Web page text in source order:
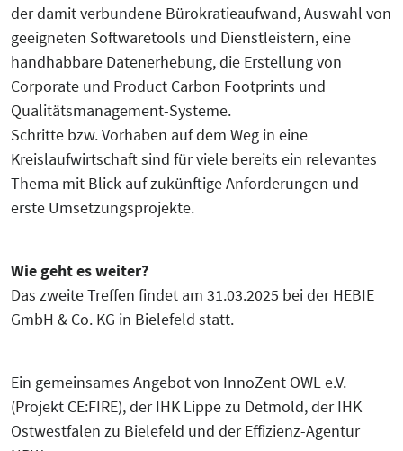
der damit verbundene Bürokratieaufwand, Auswahl von
geeigneten Softwaretools und Dienstleistern, eine
handhabbare Datenerhebung, die Erstellung von
Corporate und Product Carbon Footprints und
Qualitätsmanagement-Systeme.
Schritte bzw. Vorhaben auf dem Weg in eine
Kreislaufwirtschaft sind für viele bereits ein relevantes
Thema mit Blick auf zukünftige Anforderungen und
erste Umsetzungsprojekte.
Wie geht es weiter?
Das zweite Treffen findet am 31.03.2025 bei der HEBIE
GmbH & Co. KG in Bielefeld statt.
Ein gemeinsames Angebot von InnoZent OWL e.V.
(Projekt CE:FIRE), der IHK Lippe zu Detmold, der IHK
Ostwestfalen zu Bielefeld und der Effizienz-Agentur